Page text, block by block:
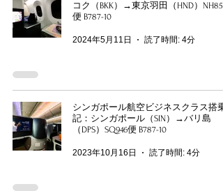
コク（BKK）→東京羽田（HND）NH850
便 B787-10
2024年5月11日 読了時間: 4分
シンガポール航空ビジネスクラス搭乗
記：シンガポール（SIN）→バリ島
（DPS）SQ946便 B787-10
2023年10月16日 読了時間: 4分